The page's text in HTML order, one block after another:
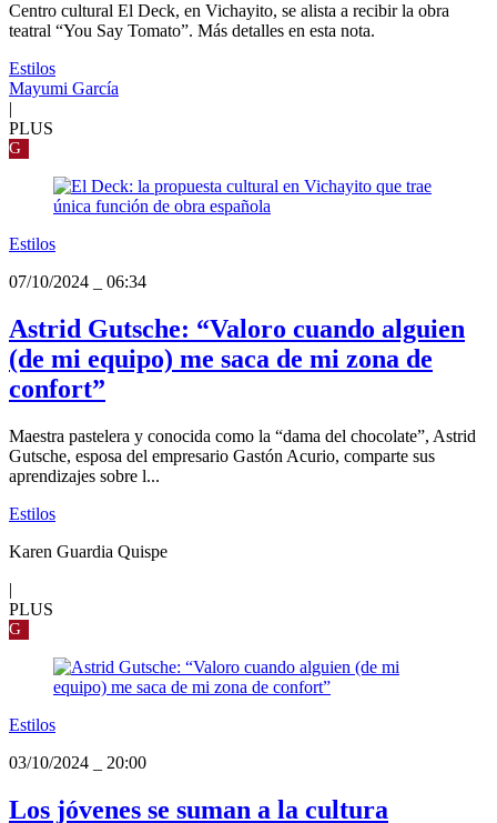
Centro cultural El Deck, en Vichayito, se alista a recibir la obra
teatral “You Say Tomato”. Más detalles en esta nota.
Estilos
Mayumi García
|
PLUS
G
Estilos
07/10/2024
06:34
Astrid Gutsche: “Valoro cuando alguien
(de mi equipo) me saca de mi zona de
confort”
Maestra pastelera y conocida como la “dama del chocolate”, Astrid
Gutsche, esposa del empresario Gastón Acurio, comparte sus
aprendizajes sobre l...
Estilos
Karen Guardia Quispe
|
PLUS
G
Estilos
03/10/2024
20:00
Los jóvenes se suman a la cultura